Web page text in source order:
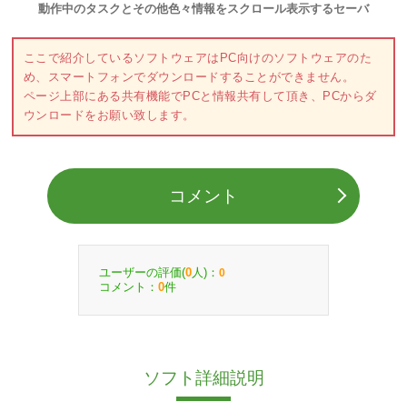
動作中のタスクとその他色々情報をスクロール表示するセーバ
ここで紹介しているソフトウェアはPC向けのソフトウェアのた
め、スマートフォンでダウンロードすることができません。
ページ上部にある共有機能でPCと情報共有して頂き、PCからダ
ウンロードをお願い致します。
コメント
ユーザーの評価(0 人)： 0
コメント： 0件
ソフト詳細説明